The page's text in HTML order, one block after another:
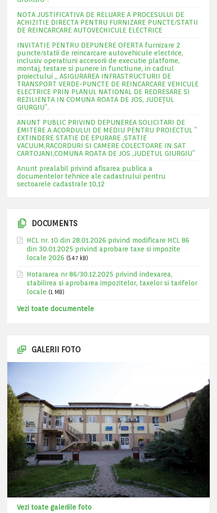
NOTA JUSTIFICATIVA DE RELUARE A PROCESULUI DE
ACHIZITIE DIRECTA PENTRU FURNIZARE PUNCTE/STATII
DE REINCARCARE AUTOVECHICULE ELECTRICE
INVITATIE PENTRU DEPUNERE OFERTA furnizare 2
puncte/statii de reincarcare autovehicule electrice,
inclusiv operatiuni accesorii de executie platfome,
montaj, testare si punere in functiune, in cadrul
proiectului „ ASIGURAREA INFRASTRUCTURII DE
TRANSPORT VERDE-PUNCTE DE REINCARCARE VEHICULE
ELECTRICE PRIN PLANUL NATIONAL DE REDRESARE SI
REZILIENTA IN COMUNA ROATA DE JOS, JUDEŢUL
GIURGIU”.
ANUNT PUBLIC PRIVIND DEPUNEREA SOLICITARI DE
EMITERE A ACORDULUI DE MEDIU PENTRU PROIECTUL ”
EXTINDERE STATIE DE EPURARE ,STATIE
VACUUM,RACORDURI SI CAMERE COLECTOARE IN SAT
CARTOJANI,COMUNA ROATA DE JOS ,JUDETUL GIURGIU”
Anunt prealabil privind afisarea publica a
documentelor tehnice ale cadastrului pentru
sectoarele cadastrale 10,12
DOCUMENTS
HCL nr. 10 din 28.01.2026 privind modificare HCL 86
din 30.01.2025 privind aprobare taxe si impozite
locale 2026 (547 kB)
Hotararea nr 86/30.12.2025 privind indexarea,
stabilirea si aprobarea impozitelor, taxelor si tarifelor
locale (1 MB)
Vezi toate documentele
GALERII FOTO
Vezi toate galeriile foto